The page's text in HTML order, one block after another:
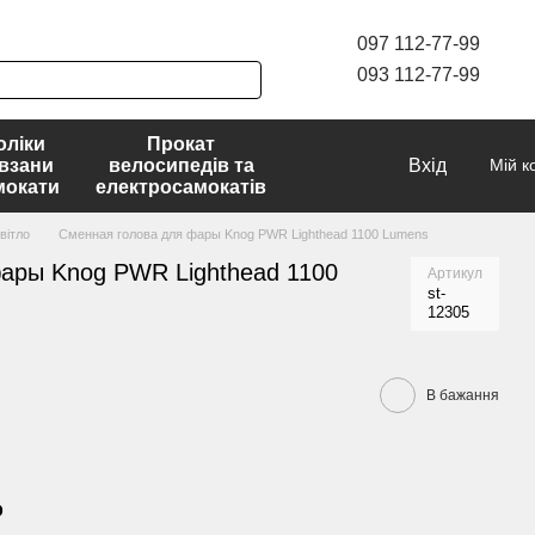
097 112-77-99
093 112-77-99
Прокат
велосипедів та
електросамокатів
Вхід Мій
Сменная голова для фары Knog PWR Lighthead 1100 Lumens
Knog PWR Lighthead 1100
Артикул
st-
12305
В бажання